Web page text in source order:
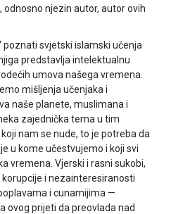
odnosno njezin autor, autor ovih
poznati svjetski islamski učenja
predstavlja intelektualnu
umova našega vremena.
mišIjenja učenjaka i
naše planete, muslimana i
zajednička tema u tim
nam se nude, to je potreba da
u kome učestvujemo i koji svi
vremena. Vjerski i rasni sukobi,
i nezainteresiranosti
i cunamijima —
ovog prijeti da preovlada nad